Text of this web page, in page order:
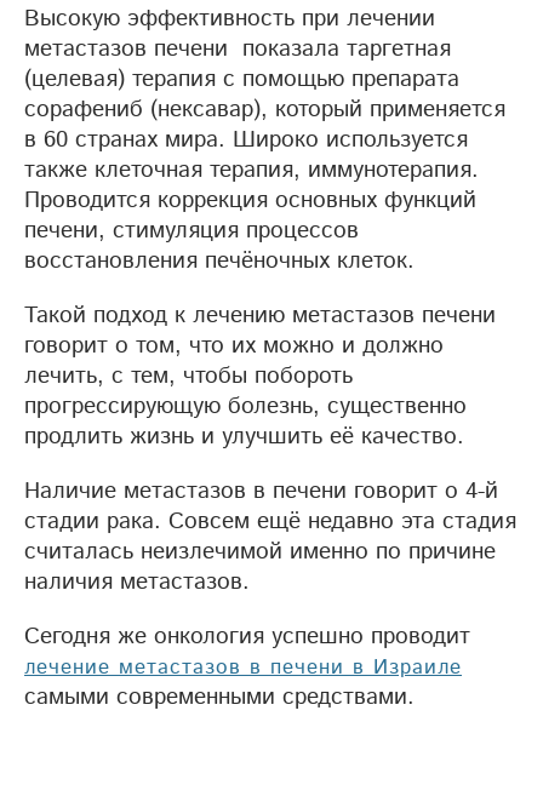
Высокую эффективность при лечении
метастазов печени показала таргетная
(целевая) терапия с помощью препарата
сорафениб (нексавар), который применяется
в 60 странах мира. Широко используется
также клеточная терапия, иммунотерапия.
Проводится коррекция основных функций
печени, стимуляция процессов
восстановления печёночных клеток.
Такой подход к лечению метастазов печени
говорит о том, что их можно и должно
лечить, с тем, чтобы побороть
прогрессирующую болезнь, существенно
продлить жизнь и улучшить её качество.
Наличие метастазов в печени говорит о 4-й
стадии рака. Совсем ещё недавно эта стадия
считалась неизлечимой именно по причине
наличия метастазов.
Сегодня же онкология успешно проводит
лечение метастазов в печени в Израиле
самыми современными средствами.